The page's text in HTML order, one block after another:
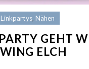
Linkpartys,Nähen
GEHT
ELCH